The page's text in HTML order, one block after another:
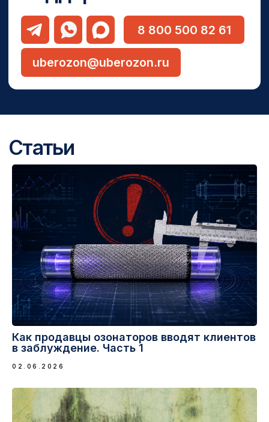
Как продавцы озонаторов вводят клиентов
в заблуждение. Часть 1
02.06.2026